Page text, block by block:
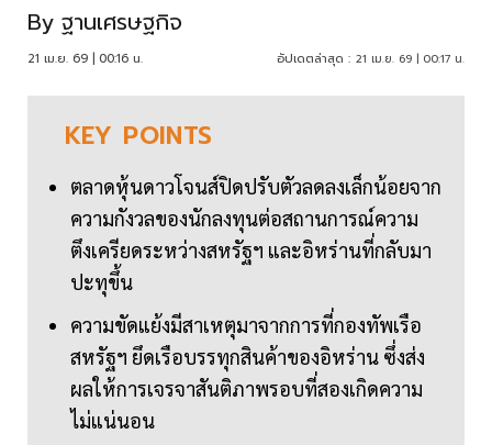
By ฐานเศรษฐกิจ
21 เม.ย. 69 | 00:16 น. อัปเดตล่าสุด : 21 เม.ย. 69 | 00:17 น.
KEY POINTS
ตลาดหุ้นดาวโจนส์ปิดปรับตัวลดลงเล็กน้อยจาก
ความกังวลของนักลงทุนต่อสถานการณ์ความ
ตึงเครียดระหว่างสหรัฐฯ และอิหร่านที่กลับมา
ปะทุขึ้น
ความขัดแย้งมีสาเหตุมาจากการที่กองทัพเรือ
สหรัฐฯ ยึดเรือบรรทุกสินค้าของอิหร่าน ซึ่งส่ง
ผลให้การเจรจาสันติภาพรอบที่สองเกิดความ
ไม่แน่นอน